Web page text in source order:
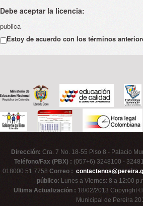
Debe aceptar la licencia:
publica
Estoy de acuerdo con los términos
Dirección: Cra. 7 No. 18-55 Piso 8 - Palacio
Teléfono/Fax (PBX) : (057+6) 3248100 -
018000 51 7758 Correo :
público: Lunes a Viernes: 8 a 12:00
Ultima Actualización : 18/02/2013 Copyright
Municipal de Pereira